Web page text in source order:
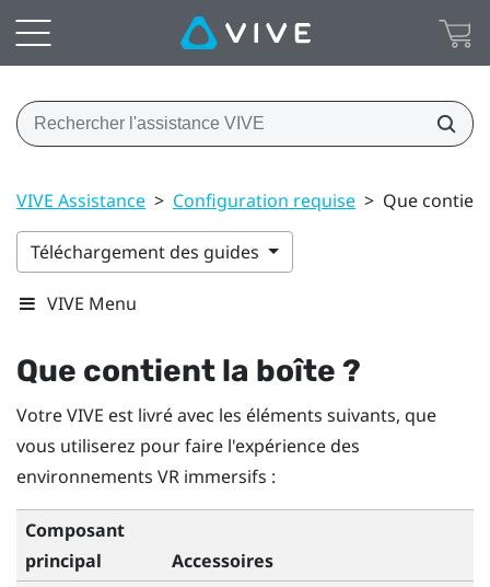
VIVE Assistance > Configuration requise > Que
Téléchargement des guides
VIVE Menu
Que contient la boîte ?
VotreVIVE est livré avec les éléments suivants, que
vous utiliserez pour faire l'expérience des
environnements VR immersifs :
Composant
principal
Accessoires